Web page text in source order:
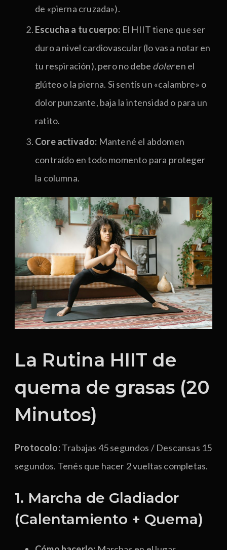
de «pierna cruzada»).
Escucha a tu cuerpo: El HIIT tiene que ser
duro a nivel cardiovascular (lo vas a notar en
tu respiración), pero no debe doleren el
glúteo o la pierna. Si sentís un «calambre» o
dolor punzante, baja la intensidad o para un
ratito.
Core activado: Mantené el abdomen
contraído en todo momento para proteger
la columna.
La Rutina HIIT de
quema de grasas (20
Minutos)
Protocolo:Trabajas 45 segundos / Descansas 15
segundos. Tenés que hacer 2 vueltas completas.
1. Marcha de Gladiador
(Calentamiento + Quema)